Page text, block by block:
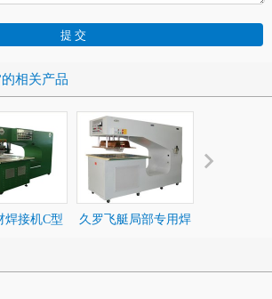
的相关产品
焊接机C型 久罗飞艇局部专用焊